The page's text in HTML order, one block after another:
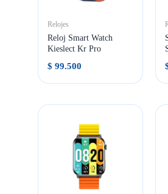
Relojes
Reloj Smart Watch
Kieslect Kr Pro
$ 99.500